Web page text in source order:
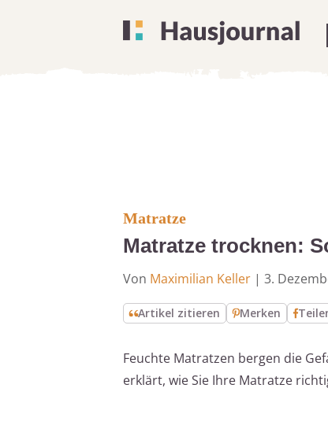
Matratze
Matratze trocknen:
Von Maximilian Keller | 3.
Artikel zitieren Merken
Feuchte Matratzen bergen die
erklärt, wie Sie Ihre Matratze